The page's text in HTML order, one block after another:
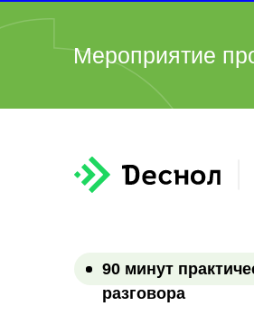
Мероприятие
90 минут
разговора